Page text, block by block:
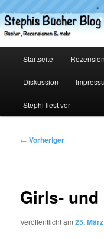
primären
Inhalt
Stephis
Startseite
Diskussion
Stephi liest vor
Beitragsnavigation
← Vorheriger
Girls- und
Veröffentlicht am25.